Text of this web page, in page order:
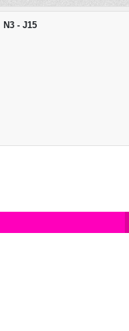
N3 - J15